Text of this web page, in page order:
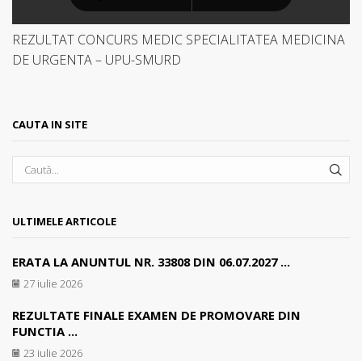
REZULTAT CONCURS MEDIC SPECIALITATEA MEDICINA
DE URGENTA – UPU-SMURD
CAUTA IN SITE
ULTIMELE ARTICOLE
ERATA LA ANUNTUL NR. 33808 DIN 06.07.2027 ...
27 iulie 2026
REZULTATE FINALE EXAMEN DE PROMOVARE DIN
FUNCTIA ...
23 iulie 2026